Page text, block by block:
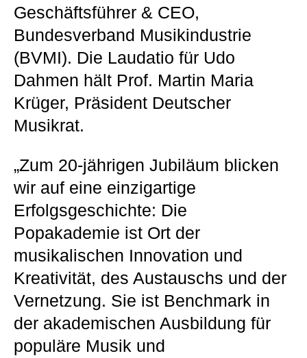
Geschäftsführer & CEO,
Bundesverband Musikindustrie
(BVMI). Die Laudatio für Udo
Dahmen hält Prof. Martin Maria
Krüger, Präsident Deutscher
Musikrat.
„Zum 20-jährigen Jubiläum blicken
wir auf eine einzigartige
Erfolgsgeschichte: Die
Popakademie ist Ort der
musikalischen Innovation und
Kreativität, des Austauschs und der
Vernetzung. Sie ist Benchmark in
der akademischen Ausbildung für
populäre Musik und